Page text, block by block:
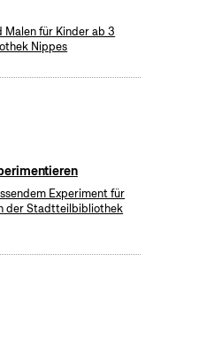
für Kinder ab 3
Nippes
Experiment für
der Stadtteilbibliothek